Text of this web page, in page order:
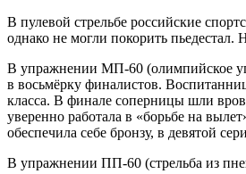
В пулевой стрельбе российские
однако не могли покорить
В упражнении МП-60 (олимпийское
в восьмёрку финалистов.
класса. В финале соперницы шли
уверенно работала в «борьбе на
обеспечила себе бронзу, в девятой
В упражнении ПП-60 (стрельба из